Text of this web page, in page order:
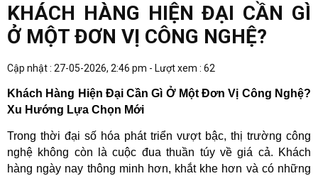
KHÁCH HÀNG HIỆN ĐẠI CẦN GÌ
Ở MỘT ĐƠN VỊ CÔNG NGHỆ?
Cập nhật : 27-05-2026, 2:46 pm - Lượt xem : 62
Khách Hàng Hiện Đại Cần Gì Ở Một Đơn Vị Công Nghệ?
Xu Hướng Lựa Chọn Mới
Trong thời đại số hóa phát triển vượt bậc, thị trường công
nghệ không còn là cuộc đua thuần túy về giá cả. Khách
hàng ngày nay thông minh hơn, khắt khe hơn và có những